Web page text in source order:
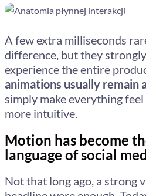
A few extra milliseconds
difference, but they
experience the entire
animations usually remain
simply make everything
more intuitive.
Motion has become
language of social
Not that long ago, a strong